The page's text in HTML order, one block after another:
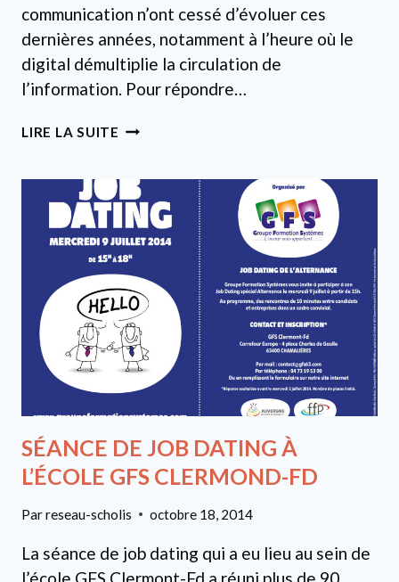
communication n’ont cessé d’évoluer ces
dernières années, notamment à l’heure où le
digital démultiplie la circulation de
l’information. Pour répondre…
LIRE LA SUITE ECOFAC
DU
PREMIER
BTS
COMMUNICATION
AU
MANS
SÉANCE DE JOB DATING À
L’ÉCOLE GFS CLERMOND-FD
Parreseau-scholis octobre 18, 2014
La séance de job dating qui a eu lieu au sein de
l’école GFS Clermont-Fd a réuni plus de 90